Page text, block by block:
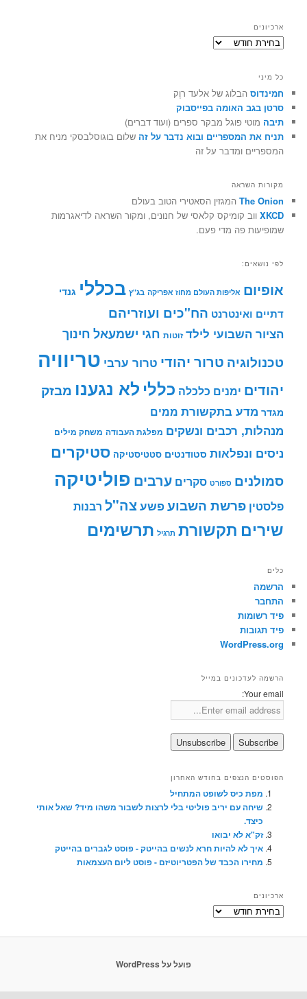
ארכיונים
ארכיונים
כל מיני
חמינדוס הבלוג של אלעד רוֶק
סרטן בגב האומה בפייסבוק
תיבה מוטי פוגל מבקר ספרים (ועוד דברים)
תניח את המספריים ובוא נדבר על זה שלום בוגוסלבסקי מניח את
המספריים ומדבר על זה
מקורות השראה
The Onion המגזין הסאטירי הטוב בעולם
XKCD ווב קומיקס קלאסי של חנונים, ומקור השראה לדיאגרמות
שמופיעות פה מדי פעם.
לפי נושאים:
אופיום אליפות העולם מחוז אפריקה בג"ץ בכללי גנדי
דתיים ואינטרנט הח"כים ועוזריהם
הציור השבועי לילד זוטות חגי ישמעאל חינוך
טכנולוגיה טרור יהודי טרור ערבי טריוויה
יהודים ימנים כלכלה כללי לא נגענו מבזק
מגדר מדע בתקשורת ממים
מנהלות, רכבים ונשקים מפלגת העבודה משחק מילים
ניסים ונפלאות סטודנטים סטטיסטיקה סטיקרים
סמולנים ספורט סקרים ערבים פוליטיקה
פלסטין פרשת השבועפשעצה"ל רבנות
שירים תקשורת תרגיל תרשימים
כלים
הרשמה
התחבר
פיד רשומות
פיד תגובות
WordPress.org
הרשמה לעדכונים במייל
Your email:
הפוסטים הנצפים בחודש האחרון
מפת כיס לשופט המתחיל
שיחה עם יריב פוליטי בלי לרצות לשבור משהו מיד? שאל אותי
כיצד.
זק"א לא יבואו
איך לא להיות חרא לנשים בהייטק - פוסט לגברים בהייטק
מחירו הכבד של הפטריוטיזם - פוסט ליום העצמאות
ארכיונים
ארכיונים
פועל על WordPress